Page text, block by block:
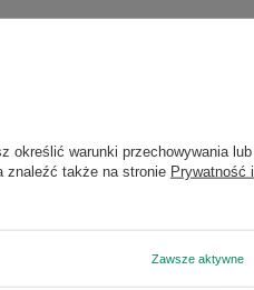
określić warunki przechowywania lub
znaleźć także na stronie Prywatność i
Zawsze aktywne